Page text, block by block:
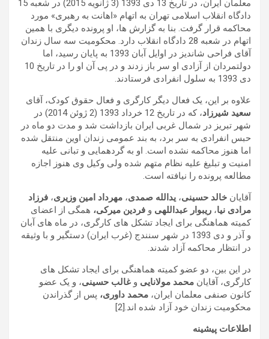
معلمان ایران، در تاریخ 13 دی 1393 (3 ژانویه 2015) در شعبه 15
دادگاه انقلاب اسلامی تهران به اتهام «اهانت به رهبری» مورد
محاکمه قرار گرفت. بنا به گزارش ها، او پرونده دیگری با همین
اتهام در شعبه 28 دادگاه انقلاب دارد. محکومیت سه سال زندان
آقای فراحی شاندیز در اوایل آبان 1393 به پایان رسید، اما
دولتمردان از آزادی او سر باز زدند و در پی آن او را در تاریخ 10
دی 1393 به سلول انفرادی فرستادند.
علاوه بر این، یک فعال دیگر کارگری و فعال حقوق کودک، آقای
سعید شیرزاد
، که در تاریخ 12 خرداد 1393 (2 ژوئن 2014) در
شهر تبریز در شمال غربی ایران بازداشت شد و مدت دو ماه در
حبس انفرادی به سر برد، به بند عمومی زندان اوین منتقل شده
اما هنوز محاکمه نشده است. او به گردهمایی و تبانی علیه
امنیت و تبلیغ علیه نظام متهم شده ولی وکیل وی هنوز اجازه
مطالعه پرونده را نیافته است.
آقایان خالد حسینی، یدالله صمدی، مهرداد امین وزیری، فرزاد
مرادی نیا، ریبوار عبداللهی و فردین میرکی، همگی از اعضای
کمیته هماهنگی برای ایجاد تشکل های کارگری، در ماه های آبان
و آذر و دی 1393 در شهر سنندج (غرب ایران) دستگیر و با وثیقه
در انتظار محاکمه آزاد شدند.
در این بین، دو عضو کمیته هماهنگی برای ایجاد تشکل های
کارگری، آقایان محمد مولانایی و غالب حسینی، و یک عضو
کانون صنفی معلمان ایران، محمد داوری، پس از گذراندن
محکومیت زندان خود آزاد شده اند.[2]
اطلاعات پیشینه